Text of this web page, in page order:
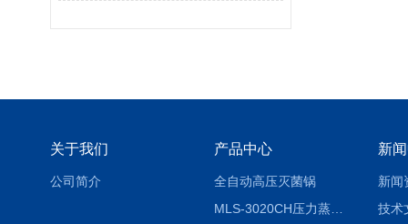
关于我们
公司简介
产品中心
全自动高压灭菌锅
MLS-3020CH压力蒸汽灭菌器
新
新闻
技术